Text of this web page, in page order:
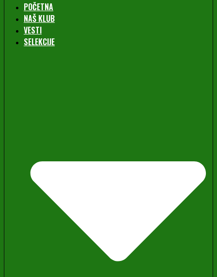
POČETNA
NAŠ KLUB
VESTI
SELEKCIJE